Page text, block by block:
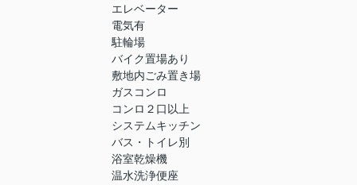
エレベーター
電気有
駐輪場
バイク置場あり
敷地内ごみ置き場
ガスコンロ
コンロ２口以上
システムキッチン
バス・トイレ別
浴室乾燥機
温水洗浄便座